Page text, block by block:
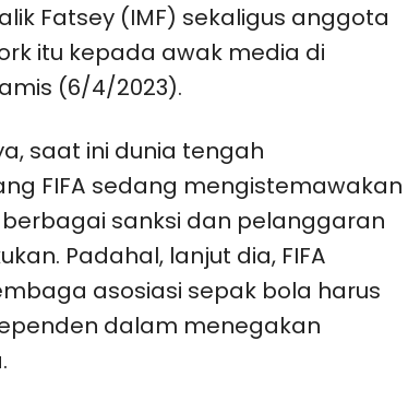
Fatsey (IMF) sekaligus anggota
itu kepada awak media di
(6/4/2023).
saat ini dunia tengah
FIFA sedang mengistemawakan
sanksi dan pelanggaran
Padahal, lanjut dia, FIFA
asosiasi sepak bola harus
dalam menegakan